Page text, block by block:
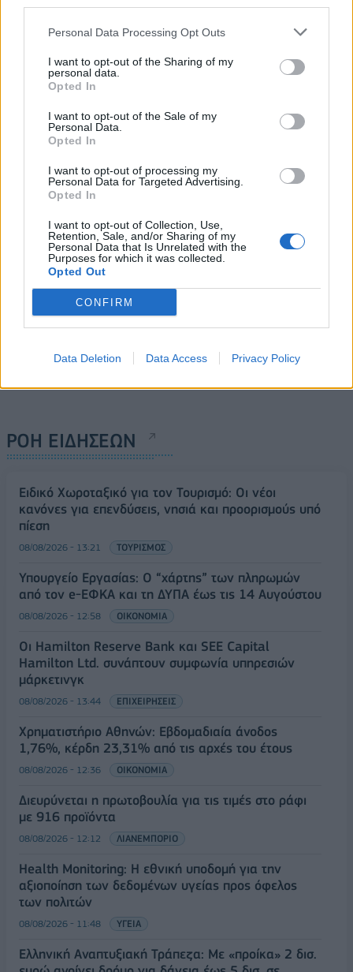
Personal Data Processing Opt Outs
I want to opt-out of the Sharing of my
personal data.
Opted In
I want to opt-out of the Sale of my
Personal Data.
Opted In
I want to opt-out of processing my
Personal Data for Targeted Advertising.
Opted In
I want to opt-out of Collection, Use,
Retention, Sale, and/or Sharing of my
Personal Data that Is Unrelated with the
Purposes for which it was collected.
Opted Out
CONFIRM
Data Deletion Data Access Privacy Policy
Οι γεωπολιτικές εξελίξεις
επηρέασαν τις
ευρωαγορές
Δημοκρατικών στη Βουλή
Αντιπροσώπων
ΡΟΗ ΕΙΔΗΣΕΩΝ
Ειδικό Χωροταξικό για τον Τουρισμό: Οι νέοι
κανόνες για επενδύσεις, νησιά και προορισμούς υπό
πίεση
08/08/2026 - 13:21 ΤΟΥΡΙΣΜΟΣ
Υπουργείο Εργασίας: Ο “χάρτης” των πληρωμών
από τον e-ΕΦΚΑ και τη ΔΥΠΑ έως τις 14 Αυγούστου
08/08/2026 - 12:58 ΟΙΚΟΝΟΜΙΑ
Οι Hamilton Reserve Bank και SEE Capital
Hamilton Ltd. συνάπτουν συμφωνία υπηρεσιών
μάρκετινγκ
08/08/2026 - 13:44 ΕΠΙΧΕΙΡΗΣΕΙΣ
Χρηματιστήριο Αθηνών: Εβδομαδιαία άνοδος
1,76%, κέρδη 23,31% από τις αρχές του έτους
08/08/2026 - 12:36 ΟΙΚΟΝΟΜΙΑ
Διευρύνεται η πρωτοβουλία για τις τιμές στο ράφι
με 916 προϊόντα
08/08/2026 - 12:12 ΛΙΑΝΕΜΠΟΡΙΟ
Health Monitoring: Η εθνική υποδομή για την
αξιοποίηση των δεδομένων υγείας προς όφελος
των πολιτών
08/08/2026 - 11:48 ΥΓΕΙΑ
Ελληνική Αναπτυξιακή Τράπεζα: Με «προίκα» 2 δισ.